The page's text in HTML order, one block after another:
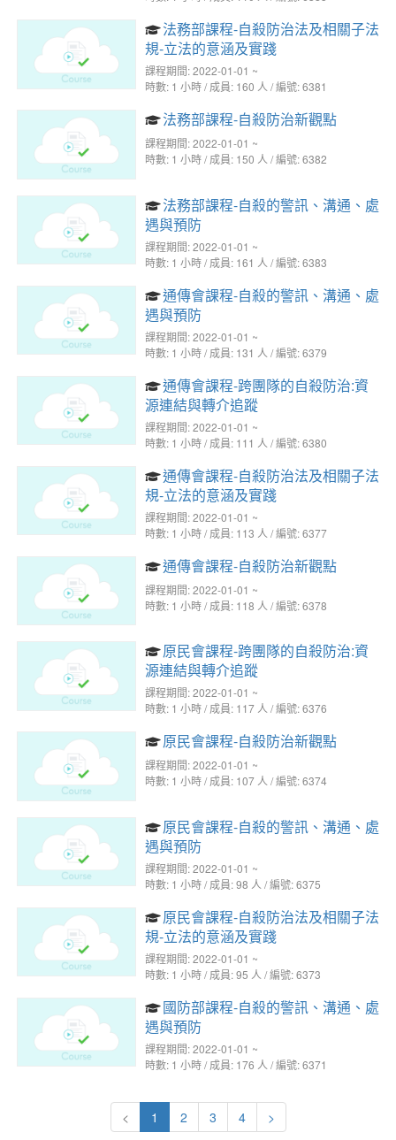
法務部課程-自殺防治法及相關子法
規-立法的意涵及實踐
課程期間: 2022-01-01 ~
時數: 1 小時 / 成員: 160 人 / 編號: 6381
法務部課程-自殺防治新觀點
課程期間: 2022-01-01 ~
時數: 1 小時 / 成員: 150 人 / 編號: 6382
法務部課程-自殺的警訊、溝通、處
遇與預防
課程期間: 2022-01-01 ~
時數: 1 小時 / 成員: 161 人 / 編號: 6383
通傳會課程-自殺的警訊、溝通、處
遇與預防
課程期間: 2022-01-01 ~
時數: 1 小時 / 成員: 131 人 / 編號: 6379
通傳會課程-跨團隊的自殺防治:資
源連結與轉介追蹤
課程期間: 2022-01-01 ~
時數: 1 小時 / 成員: 111 人 / 編號: 6380
通傳會課程-自殺防治法及相關子法
規-立法的意涵及實踐
課程期間: 2022-01-01 ~
時數: 1 小時 / 成員: 113 人 / 編號: 6377
通傳會課程-自殺防治新觀點
課程期間: 2022-01-01 ~
時數: 1 小時 / 成員: 118 人 / 編號: 6378
原民會課程-跨團隊的自殺防治:資
源連結與轉介追蹤
課程期間: 2022-01-01 ~
時數: 1 小時 / 成員: 117 人 / 編號: 6376
原民會課程-自殺防治新觀點
課程期間: 2022-01-01 ~
時數: 1 小時 / 成員: 107 人 / 編號: 6374
原民會課程-自殺的警訊、溝通、處
遇與預防
課程期間: 2022-01-01 ~
時數: 1 小時 / 成員: 98 人 / 編號: 6375
原民會課程-自殺防治法及相關子法
規-立法的意涵及實踐
課程期間: 2022-01-01 ~
時數: 1 小時 / 成員: 95 人 / 編號: 6373
國防部課程-自殺的警訊、溝通、處
遇與預防
課程期間: 2022-01-01 ~
時數: 1 小時 / 成員: 176 人 / 編號: 6371
< 1 2 3 4 >